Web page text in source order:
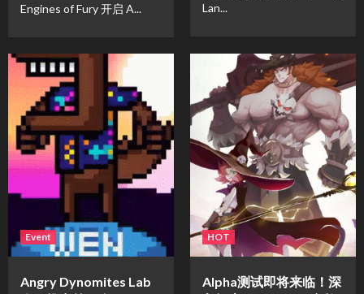
Engines of Fury 开启 A...
Lan...
Event
Angry Dynomites Lab
HOT
Alpha测试即将来临！深